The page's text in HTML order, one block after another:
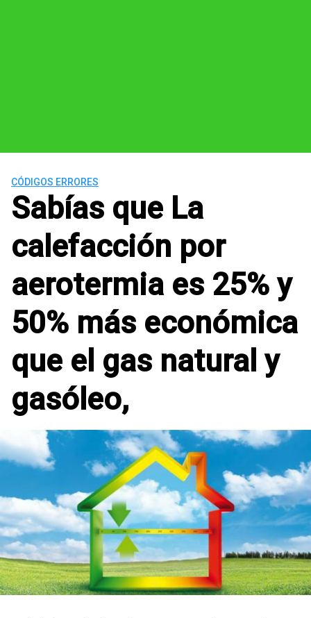
CÓDIGOS ERRORES
Sabías que La
calefacción por
aerotermia es 25% y
50% más económica
que el gas natural y
gasóleo,